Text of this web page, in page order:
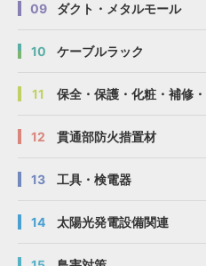
09 ダクト・メタルモール
10 ケーブルラック
11 保全・保護・化粧・補修
12 貫通部防火措置材
13 工具・検電器
14 太陽光発電設備関連